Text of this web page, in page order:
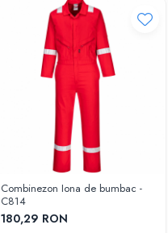
Combinezon Iona de bumbac -
C814
180,29 RON